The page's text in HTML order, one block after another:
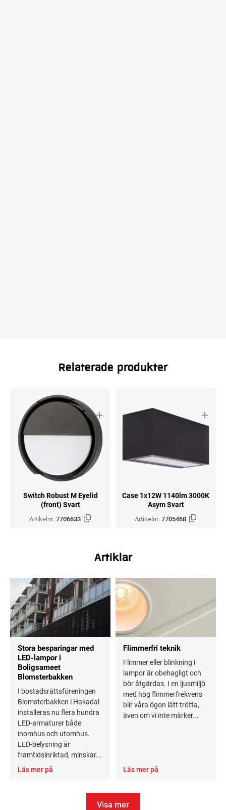
Relaterade produkter
Switch Robust M Eyelid
(front) Svart
Artikelnr:7706633
Case 1x12W 1140lm 3000K
Asym Svart
Artikelnr:7705468
Artiklar
Stora besparingar med
LED-lampor i
Boligsameet
Blomsterbakken
I bostadsrättsföreningen
Blomsterbakken i Hakadal
installeras nu flera hundra
LED-armaturer både
inomhus och utomhus.
LED-belysning är
framtidsinriktad, minskar...
Läs mer på
Flimmerfri teknik
Flimmer eller blinkning i
lampor är obehagligt och
bör åtgärdas. I en ljusmiljö
med hög flimmerfrekvens
blir våra ögon lätt trötta,
även om vi inte märker...
Läs mer på
Visa mer